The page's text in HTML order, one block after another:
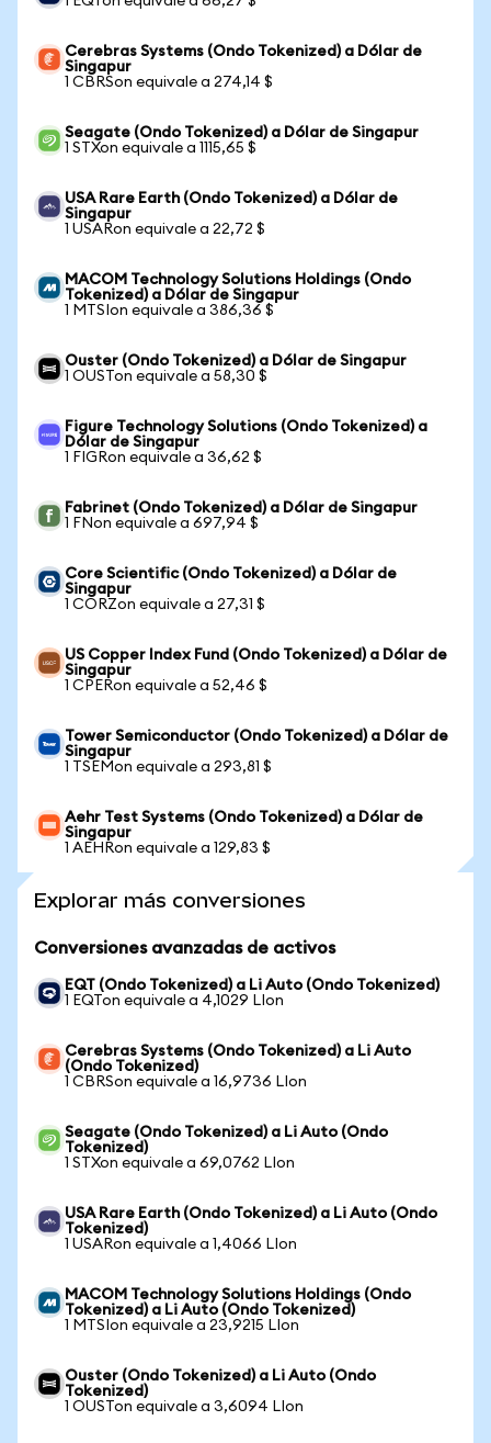
Cerebras Systems (Ondo Tokenized) a Dólar de
Singapur
1 CBRSon equivale a 274,14 $
Seagate (Ondo Tokenized) a Dólar de Singapur
1 STXon equivale a 1115,65 $
USA Rare Earth (Ondo Tokenized) a Dólar de
Singapur
1 USARon equivale a 22,72 $
MACOM Technology Solutions Holdings (Ondo
Tokenized) a Dólar de Singapur
1 MTSIon equivale a 386,36 $
Ouster (Ondo Tokenized) a Dólar de Singapur
1 OUSTon equivale a 58,30 $
Figure Technology Solutions (Ondo Tokenized) a
Dólar de Singapur
1 FIGRon equivale a 36,62 $
Fabrinet (Ondo Tokenized) a Dólar de Singapur
1 FNon equivale a 697,94 $
Core Scientific (Ondo Tokenized) a Dólar de
Singapur
1 CORZon equivale a 27,31 $
US Copper Index Fund (Ondo Tokenized) a Dólar de
Singapur
1 CPERon equivale a 52,46 $
Tower Semiconductor (Ondo Tokenized) a Dólar de
Singapur
1 TSEMon equivale a 293,81 $
Aehr Test Systems (Ondo Tokenized) a Dólar de
Singapur
1 AEHRon equivale a 129,83 $
Explorar más conversiones
Conversiones avanzadas de activos
EQT (Ondo Tokenized) a Li Auto (Ondo Tokenized)
1 EQTon equivale a 4,1029 LIon
Cerebras Systems (Ondo Tokenized) a Li Auto
(Ondo Tokenized)
1 CBRSon equivale a 16,9736 LIon
Seagate (Ondo Tokenized) a Li Auto (Ondo
Tokenized)
1 STXon equivale a 69,0762 LIon
USA Rare Earth (Ondo Tokenized) a Li Auto (Ondo
Tokenized)
1 USARon equivale a 1,4066 LIon
MACOM Technology Solutions Holdings (Ondo
Tokenized) a Li Auto (Ondo Tokenized)
1 MTSIon equivale a 23,9215 LIon
Ouster (Ondo Tokenized) a Li Auto (Ondo
Tokenized)
1 OUSTon equivale a 3,6094 LIon